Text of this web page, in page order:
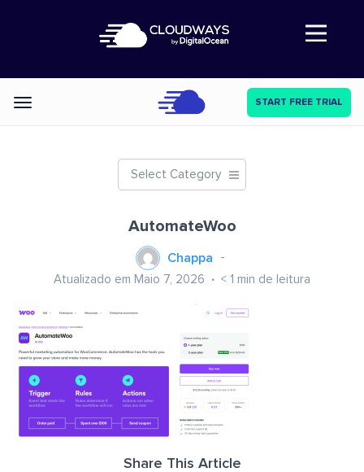
Abre a navegação
Categories START FREE TRIAL
Select Category
AutomateWoo
Chappa
Atualizado em Maio 7, 2026 < 1 min de leitura
Share This Article